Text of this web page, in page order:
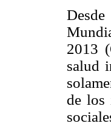
2013
salud
de los